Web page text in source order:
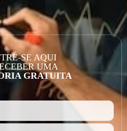
SE AQUI
UMA
GRATUITA